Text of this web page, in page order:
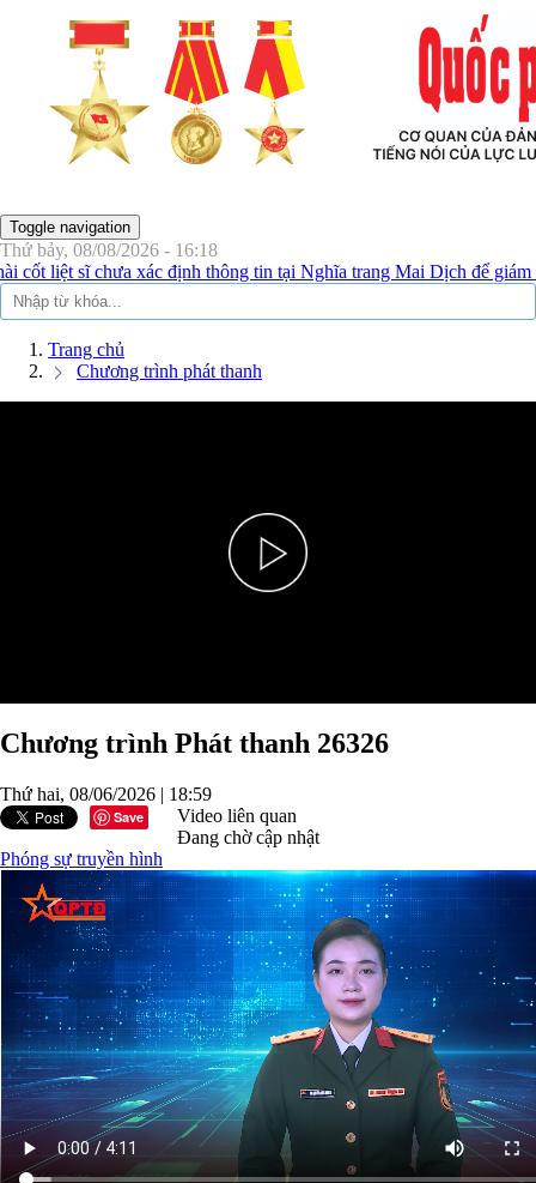
Toggle navigation
Thứ bảy, 08/08/2026 - 16:18
liệt sĩ chưa xác định thông tin tại Nghĩa trang Mai Dịch để giám
Trang chủ
Chương trình phát thanh
Play
Chương trình Phát thanh 26326
Thứ hai, 08/06/2026 | 18:59
Save
Video liên quan
Đang chờ cập nhật
Phóng sự truyền hình